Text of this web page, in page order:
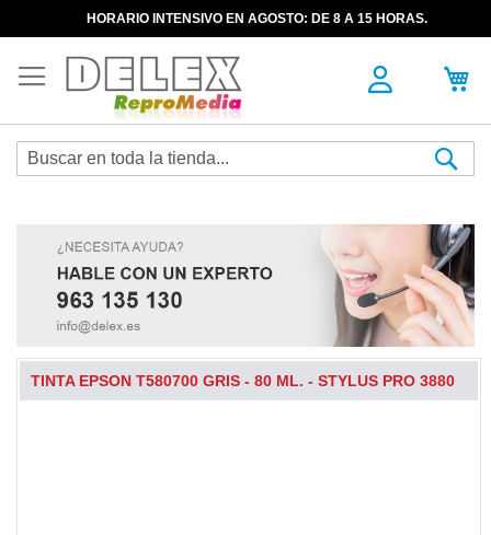
HORARIO INTENSIVO EN AGOSTO: DE 8 A 15 HORAS.
TINTA EPSON T580700 GRIS - 80 ML. - STYLUS PRO 3880